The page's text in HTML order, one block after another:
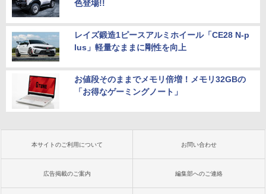
色登場!!
レイズ鍛造1ピースアルミホイール「CE28 N-p
lus」軽量なままに剛性を向上
お値段そのままでメモリ倍増！メモリ32GBの
「お得なゲーミングノート」
本サイトのご利用について お問い合わせ
広告掲載のご案内 編集部へのご連絡